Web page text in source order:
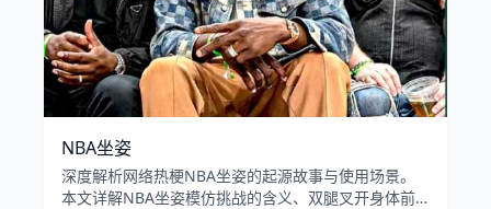
NBA坐姿
深度解析网络热梗NBA坐姿的起源故事与使用场景。
本文详解NBA坐姿模仿挑战的含义、双腿叉开身体前